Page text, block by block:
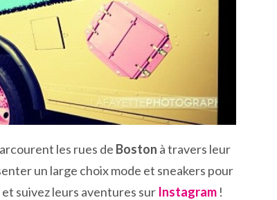
les rues de Boston à travers leur
un large choix mode et sneakers pour
et suivez leurs aventures sur Instagram !